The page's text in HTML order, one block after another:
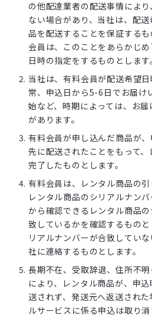
の他配達業者の配送事情によ
ない場合があり、当社は、配
品を配送することを保証する
会員は、このことをあらかじ
日時の指定をするものとします。
当社は、有料会員が配送希望
常、申込日から5-6日でお届け
始など、時期によっては、お
があります。
有料会員が申し込んだ商品が
先に配送されたことをもって
完了したものとします。
有料会員は、レンタル商品の
レンタル商品のシリアルナン
から確認できるレンタル商品
致しているかを確認するもの
リアルナンバーが合致してい
社に連絡するものとします。
長期不在、受取辞退、住所不
により、レンタル商品が、申
送されず、発送元へ返送され
ルサービスに係る申込は取り消